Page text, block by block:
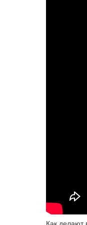
Как делают